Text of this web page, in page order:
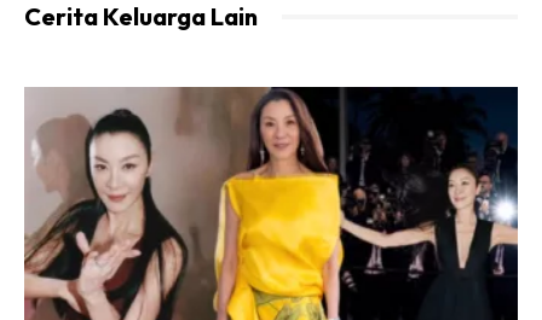
Anita menghubungi Slen melalui telefon adik angkatnya
Ads
Cerita Keluarga Lain